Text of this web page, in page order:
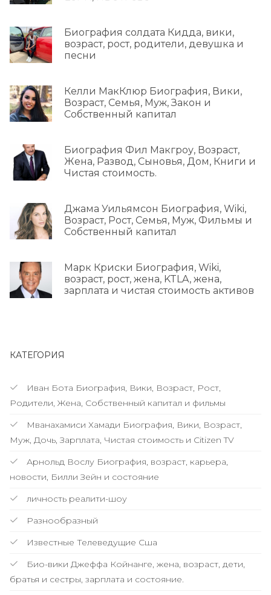
Биография солдата Кидда, вики,
возраст, рост, родители, девушка и
песни
Келли МакКлюр Биография, Вики,
Возраст, Семья, Муж, Закон и
Собственный капитал
Биография Фил Макгроу, Возраст,
Жена, Развод, Сыновья, Дом, Книги и
Чистая стоимость.
Джама Уильямсон Биография, Wiki,
Возраст, Рост, Семья, Муж, Фильмы и
Собственный капитал
Марк Криски Биография, Wiki,
возраст, рост, жена, KTLA, жена,
зарплата и чистая стоимость активов
КАТЕГОРИЯ
Иван Бота Биография, Вики, Возраст, Рост,
Родители, Жена, Собственный капитал и фильмы
Мванахамиси Хамади Биография, Вики, Возраст,
Муж, Дочь, Зарплата, Чистая стоимость и Citizen TV
Арнольд Вослу Биография, возраст, карьера,
новости, Билли Зейн и состояние
личность реалити-шоу
Разнообразный
Известные Телеведущие Сша
Био-вики Джеффа Койнанге, жена, возраст, дети,
братья и сестры, зарплата и состояние.